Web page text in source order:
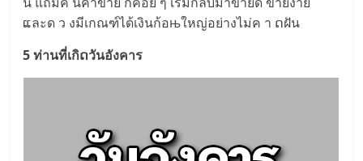
ແละด ว งมีเกณฑ์ได้เงินก้อњใหญ่อย่างไม่ค า ດฝัน
5 ท่านที่เกิດวันอังคาร